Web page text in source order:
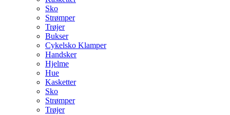
Sko
Strømper
Trøjer
Bukser
Cykelsko Klamper
Handsker
Hjelme
Hue
Kasketter
Sko
Strømper
Trøjer